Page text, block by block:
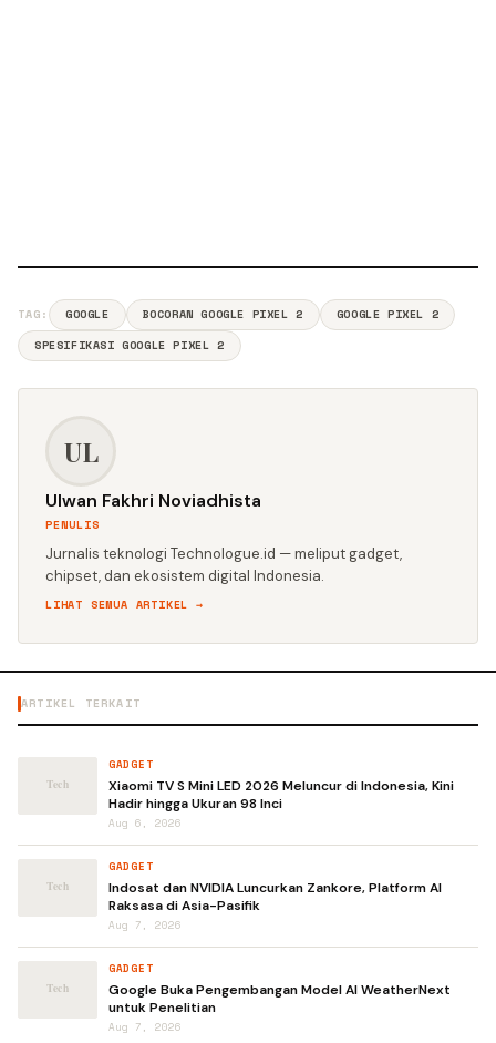
TAG: GOOGLE BOCORAN GOOGLE PIXEL 2
GOOGLE PIXEL 2
SPESIFIKASI GOOGLE PIXEL 2
UL
Ulwan Fakhri Noviadhista
PENULIS
Jurnalis teknologi Technologue.id — meliput gadget,
chipset, dan ekosistem digital Indonesia.
LIHAT SEMUA ARTIKEL →
ARTIKEL TERKAIT
GADGET
Xiaomi TV S Mini LED 2026 Meluncur di Indonesia, Kini
Hadir hingga Ukuran 98 Inci
Aug 6, 2026
GADGET
Indosat dan NVIDIA Luncurkan Zankore, Platform AI
Raksasa di Asia-Pasifik
Aug 7, 2026
GADGET
Google Buka Pengembangan Model AI WeatherNext
untuk Penelitian
Aug 7, 2026